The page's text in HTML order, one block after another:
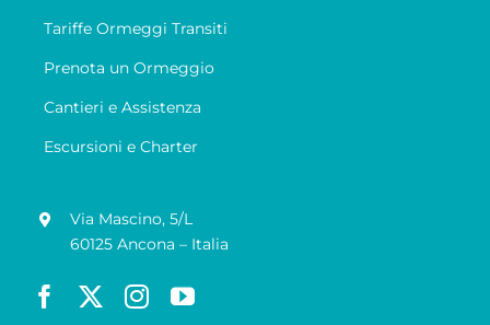
Tariffe Ormeggi Transiti
Prenota un Ormeggio
Cantieri e Assistenza
Escursioni e Charter
Via Mascino, 5/L
60125 Ancona – Italia